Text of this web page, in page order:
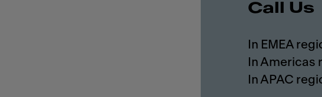
Call Us
In EMEA
In Americas
In APAC